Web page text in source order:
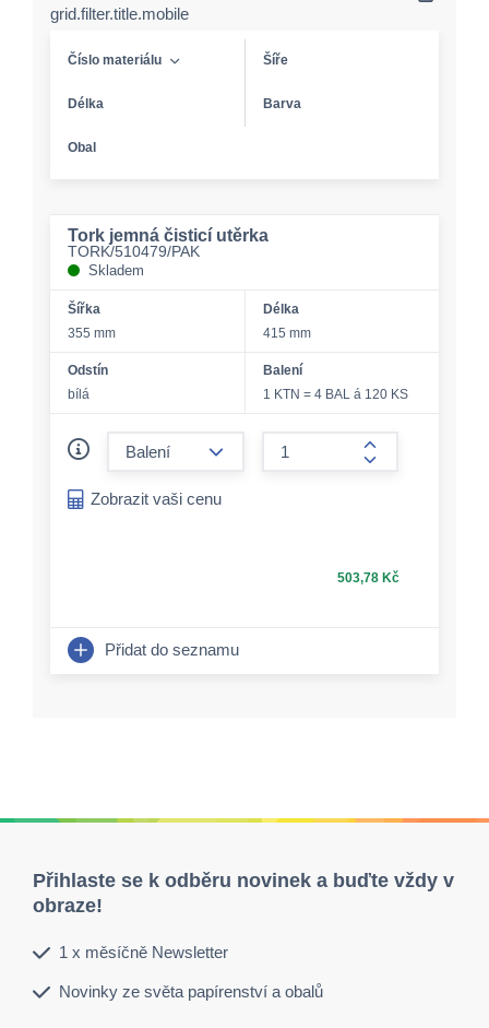
grid.filter.title.mobile
Číslo materiálu Šíře
Délka Barva
Obal
Tork jemná čisticí utěrka
TORK/510479/PAK
Skladem
Šířka
355 mm
Délka
415 mm
Odstín
bílá
Balení
1 KTN = 4 BAL á 120 KS
form.increase-
Zobrazit vaši cenu
503,78 Kč
Přidat do seznamu
Přihlaste se k odběru novinek a buďte vždy v
obraze!
1 x měsíčně Newsletter
Novinky ze světa papírenství a obalů